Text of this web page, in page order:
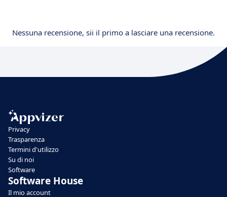
Nessuna recensione, sii il primo a lasciare una recensione.
Privacy
Trasparenza
Termini d'utilizzo
Su di noi
Software
Software House
Il mio account